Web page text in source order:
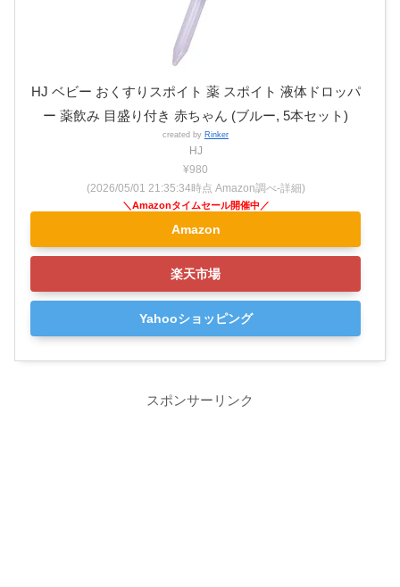
HJ ベビー おくすりスポイト 薬 スポイト 液体ドロッパ
ー 薬飲み 目盛り付き 赤ちゃん (ブルー, 5本セット)
created by Rinker
HJ
¥980
(2026/05/01 21:35:34時点 Amazon調べ-詳細)
Amazon
楽天市場
Yahooショッピング
スポンサーリンク